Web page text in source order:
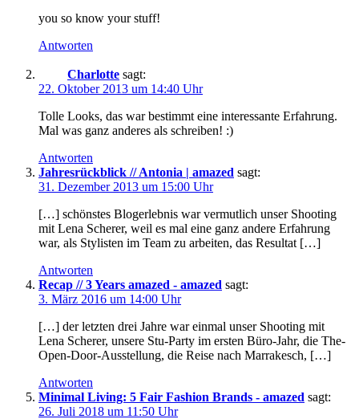
you so know your stuff!
Antworten
Charlotte sagt:
22. Oktober 2013 um 14:40 Uhr
Tolle Looks, das war bestimmt eine interessante Erfahrung.
Mal was ganz anderes als schreiben! :)
Antworten
Jahresrückblick // Antonia | amazed sagt:
31. Dezember 2013 um 15:00 Uhr
[…] schönstes Blogerlebnis war vermutlich unser Shooting
mit Lena Scherer, weil es mal eine ganz andere Erfahrung
war, als Stylisten im Team zu arbeiten, das Resultat […]
Antworten
Recap // 3 Years amazed - amazed sagt:
3. März 2016 um 14:00 Uhr
[…] der letzten drei Jahre war einmal unser Shooting mit
Lena Scherer, unsere Stu-Party im ersten Büro-Jahr, die The-
Open-Door-Ausstellung, die Reise nach Marrakesch, […]
Antworten
Minimal Living: 5 Fair Fashion Brands - amazed sagt:
26. Juli 2018 um 11:50 Uhr